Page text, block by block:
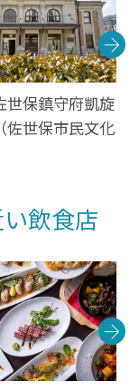
世保鎮守府凱旋
佐世保市民文化
飲食店